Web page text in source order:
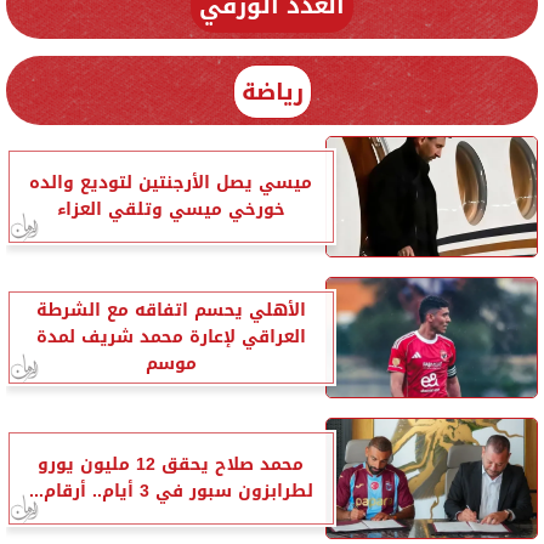
رياضة
ميسي يصل الأرجنتين لتوديع والده
خورخي ميسي وتلقي العزاء
الأهلي يحسم اتفاقه مع الشرطة
العراقي لإعارة محمد شريف لمدة
موسم
محمد صلاح يحقق 12 مليون يورو
لطرابزون سبور في 3 أيام.. أرقام...